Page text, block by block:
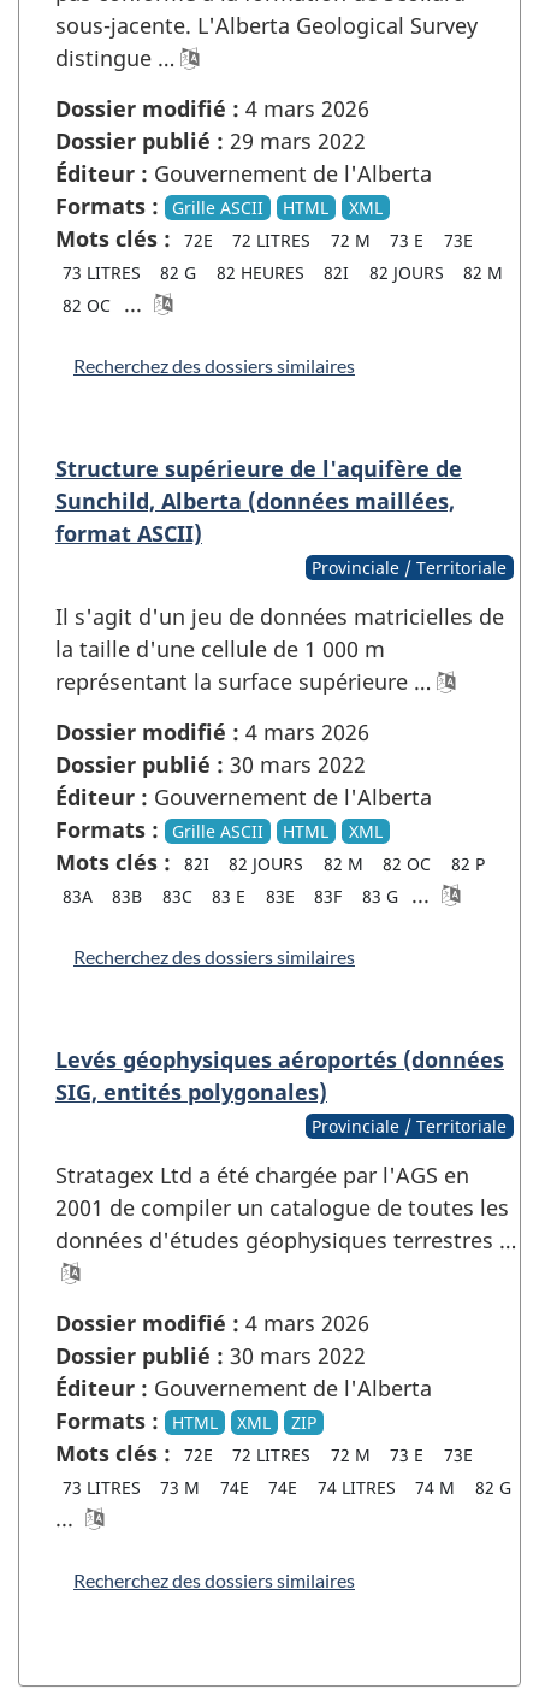
sous-jacente. L'Alberta Geological Survey
distingue …
Dossier modifié : 4 mars 2026
Dossier publié : 29 mars 2022
Éditeur : Gouvernement de l'Alberta
Formats :
Grille ASCII HTML XML
Mots clés : 72E 72 LITRES 72 M 73 E
73E
73 LITRES
82 G 82 HEURES 82I 82 JOURS
82 M
82 OC
...
Recherchez des dossiers similaires
Structure supérieure de l'aquifère de
Sunchild, Alberta (données maillées,
format ASCII)
Provinciale / Territoriale
Il s'agit d'un jeu de données matricielles de
la taille d'une cellule de 1 000 m
représentant la surface supérieure …
Dossier modifié : 4 mars 2026
Dossier publié : 30 mars 2022
Éditeur : Gouvernement de l'Alberta
Formats :
Grille ASCII HTML XML
Mots clés : 82I 82 JOURS 82 M 82 OC
82 P
83A
83B 83C 83 E 83E 83F 83 G ...
Recherchez des dossiers similaires
Levés géophysiques aéroportés (données
SIG, entités polygonales)
Provinciale / Territoriale
Stratagex Ltd a été chargée par l'AGS en
2001 de compiler un catalogue de toutes les
données d'études géophysiques terrestres …
Dossier modifié : 4 mars 2026
Dossier publié : 30 mars 2022
Éditeur : Gouvernement de l'Alberta
Formats :
HTML XML ZIP
Mots clés : 72E 72 LITRES 72 M 73 E
73E
73 LITRES
73 M 74E 74E 74 LITRES 74 M 82 G
...
Recherchez des dossiers similaires